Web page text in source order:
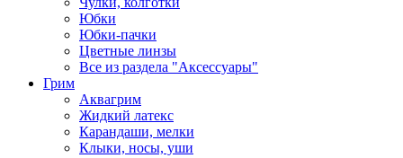
Юбки
Юбки-пачки
Цветные линзы
Все из раздела "Аксессуары"
Грим
Аквагрим
Жидкий латекс
Карандаши, мелки
Клыки, носы, уши